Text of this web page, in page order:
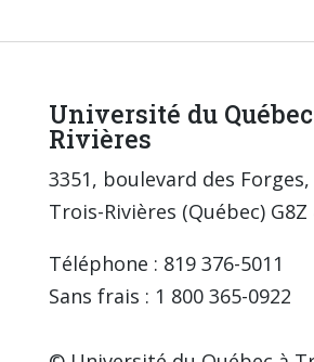
Université du
Rivières
3351, boulevard des Forges,
Trois-Rivières (Québec) G8Z
Téléphone : 819 376-5011
Sans frais : 1 800 365-0922